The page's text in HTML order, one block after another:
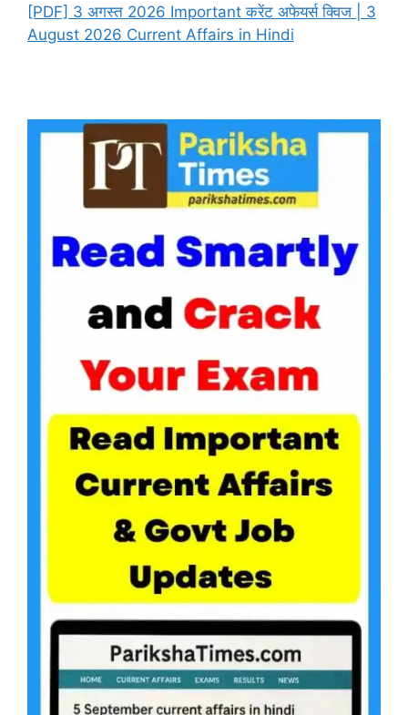
[PDF] 3 अगस्त 2026 Important करेंट अफेयर्स क्विज | 3
August 2026 Current Affairs in Hindi